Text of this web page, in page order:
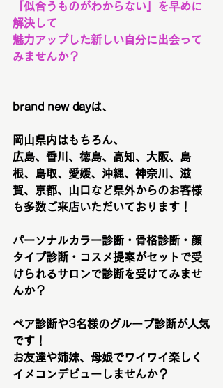
「似合うものがわからない」を早めに
解決して
魅力アップした新しい自分に出会って
みませんか？
brand new dayは、
岡山県内はもちろん、
広島、香川、徳島、高知、大阪、島
根、鳥取、愛媛、沖縄、神奈川、滋
賀、京都、山口など県外からのお客様
も多数ご来店いただいております！
パーソナルカラー診断・骨格診断・顔
タイプ診断・コスメ提案がセットで受
けられるサロンで診断を受けてみませ
んか？
ペア診断や3名様のグループ診断が人気
です！
お友達や姉妹、母娘でワイワイ楽しく
イメコンデビューしませんか？